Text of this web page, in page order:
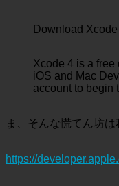
Download
Xcode 4 is a free
iOS and Mac
account to begin
ま、そんな慌てん坊
https://